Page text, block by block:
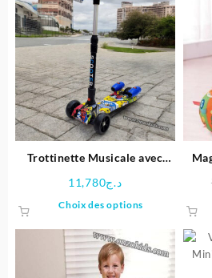
Trottinette Musicale avec
enfants
د.ج11,780
Choix des options
plusieurs
variations.